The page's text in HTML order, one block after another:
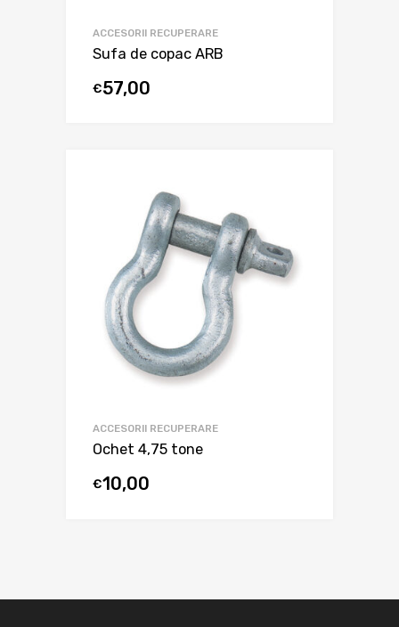
ACCESORII RECUPERARE
Sufa de copac ARB
€57,00
ACCESORII RECUPERARE
Ochet 4,75 tone
€10,00